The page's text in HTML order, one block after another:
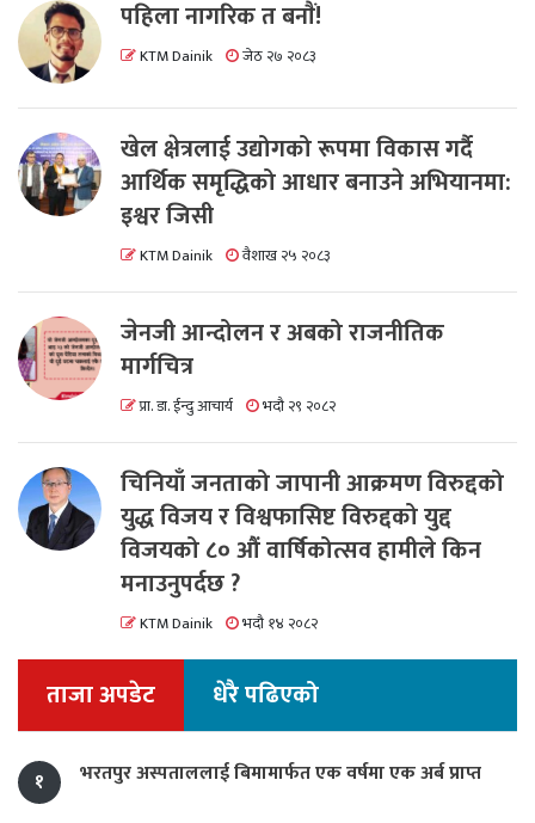
पहिला नागरिक त बनाैं!
KTM Dainik जेठ २७ २०८३
खेल क्षेत्रलाई उद्योगको रूपमा विकास गर्दै
आर्थिक समृद्धिको आधार बनाउने अभियानमा:
इश्वर जिसी
KTM Dainik वैशाख २५ २०८३
जेनजी आन्दोलन र अबको राजनीतिक
मार्गचित्र
प्रा. डा. ईन्दु आचार्य भदौ २९ २०८२
चिनियाँ जनताको जापानी आक्रमण विरुद्दको
युद्ध विजय र विश्वफासिष्ट विरुद्दको युद्द
विजयको ८० औं वार्षिकोत्सव हामीले किन
मनाउनुपर्दछ ?
KTM Dainik भदौ १४ २०८२
ताजा अपडेट धेरै पढिएको
१ भरतपुर अस्पताललाई बिमामार्फत एक वर्षमा एक अर्ब प्राप्त